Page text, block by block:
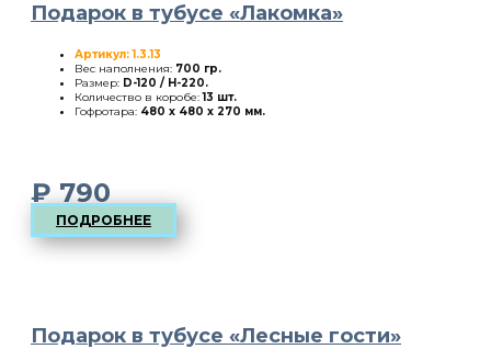
Подарок в тубусе «Лакомка»
Артикул: 1.3.13
Вес наполнения: 700 гр.
Размер: D-120 / H-220.
Количество в коробе:13 шт.
Гофротара: 480 х 480 х 270 мм.
₽790
ПОДРОБНЕЕ
Подарок в тубусе «Лесные гости»